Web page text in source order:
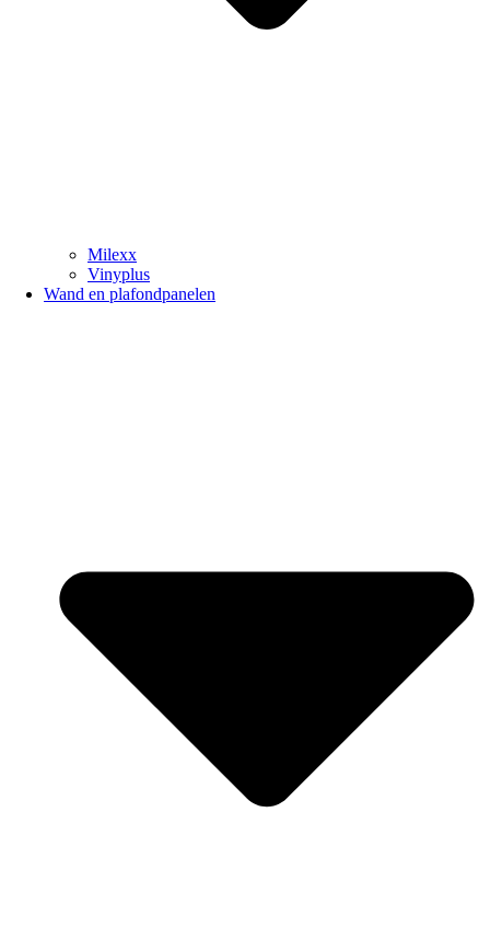
Milexx
Vinyplus
Wand en plafondpanelen